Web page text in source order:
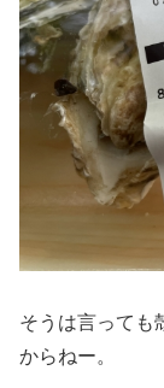
そうは言っても
からねー。